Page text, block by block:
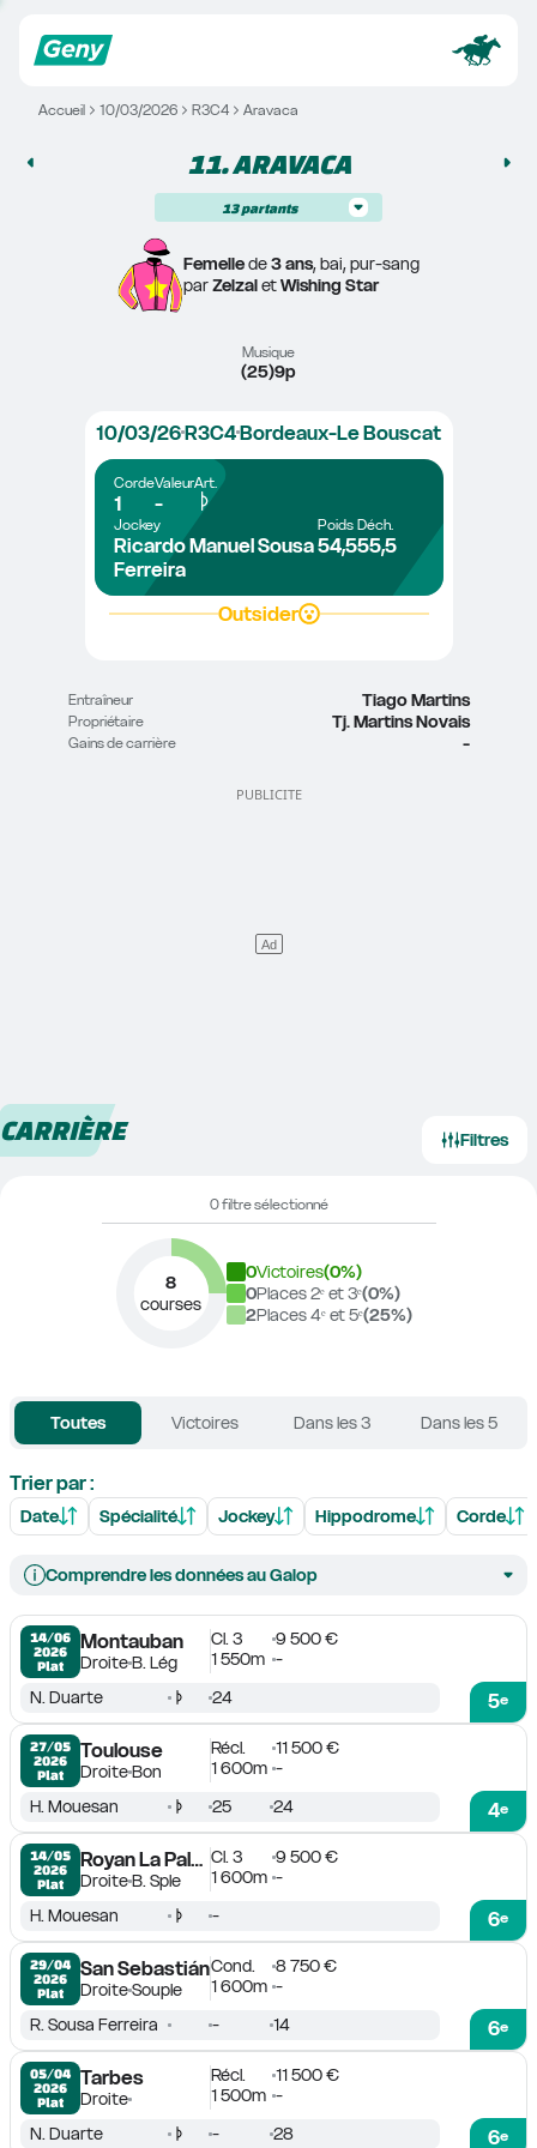
Accueil 10/03/2026 R3C4 Aravaca
11. ARAVACA
13 partants
Femelle de 3 ans, bai, pur-sang
par Zelzal et Wishing Star
Musique
(25)9p
10/03/26R3C4Bordeaux-Le Bouscat
Corde
1
Valeur
-
Art.
Jockey
Ricardo Manuel Sousa
Ferreira
Poids
54,5
Déch.
55,5
Outsider
Entraîneur Tiago Martins
Propriétaire Tj. Martins Novais
Gains de carrière -
CARRIÈRE Filtres
0 filtre sélectionné
8
courses
0Victoires(0%)
0Places 2ᵉ et 3ᵉ(0%)
2Places 4ᵉ et 5ᵉ(25%)
Toutes Victoires Dans les 3 Dans les 5
Trier par :
Date Spécialité Jockey Hippodrome Corde
Comprendre les données au Galop
14/06
2026
Plat
Montauban
DroiteB. Lég
Cl. 3
9 500 €
1 550m -
5e
N. Duarte 24
27/05
2026
Plat
Toulouse
DroiteBon
Récl.
11 500 €
1 600m -
4e
H. Mouesan 25 24
14/05
2026
Plat
Royan La Palmyre
DroiteB. Sple
Cl. 3
9 500 €
1 600m -
6e
H. Mouesan -
29/04
2026
Plat
San Sebastián
DroiteSouple
Cond.
8 750 €
1 600m -
6e
R. Sousa Ferreira - 14
05/04
2026
Plat
Tarbes
Droite
Récl.
11 500 €
1 500m -
6e
N. Duarte - 28